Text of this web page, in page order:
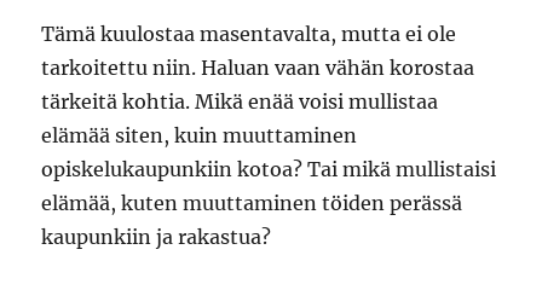
Tämä kuulostaa masentavalta, mutta ei ole
tarkoitettu niin. Haluan vaan vähän korostaa
tärkeitä kohtia. Mikä enää voisi mullistaa
elämää siten, kuin muuttaminen
opiskelukaupunkiin kotoa? Tai mikä mullistaisi
elämää, kuten muuttaminen töiden perässä
kaupunkiin ja rakastua?